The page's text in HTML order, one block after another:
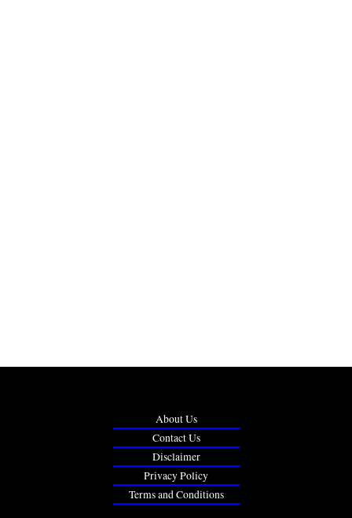
About Us
Contact Us
Disclaimer
Privacy Policy
Terms and Conditions